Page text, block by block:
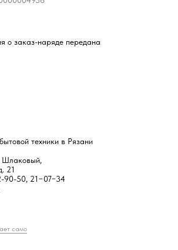
о заказ-наряде передана
само
техники в Рязани
Шлаковый,
21
90-50, 21−07−34